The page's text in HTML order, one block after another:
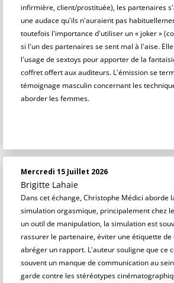
infirmière, client/prostituée), les partenaires
une audace qu'ils n'auraient pas
toutefois l'importance d'utiliser un « joker »
si l'un des partenaires se sent mal à l'aise.
l'usage de sextoys pour apporter de la
coffret offert aux auditeurs. L'émission se
témoignage masculin concernant les
aborder les femmes.
Mercredi 15 Juillet 2026
Brigitte Lahaie
Dans cet échange, Christophe Médici aborde
simulation orgasmique, principalement chez
un outil de manipulation, la simulation est
rassurer le partenaire, éviter une étiquette de
abréger un rapport. L'auteur souligne que ce
souvent un manque de communication au
garde contre les stéréotypes